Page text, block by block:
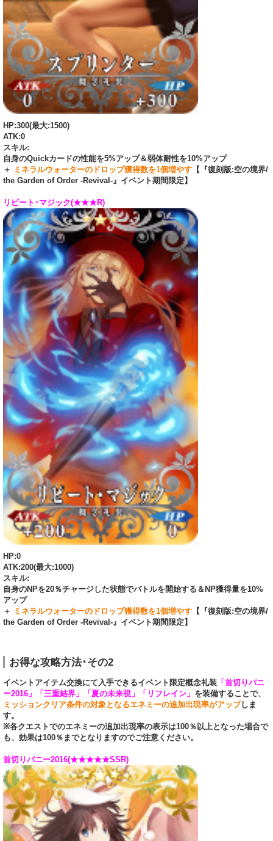
HP:300(最大:1500)
ATK:0
スキル:
自身のQuickカードの性能を5%アップ＆弱体耐性を10%アップ
＋ ミネラルウォーターのドロップ獲得数を1個増やす 【『復刻版:空の境界/
the Garden of Order -Revival-』イベント期間限定】
リピート･マジック(★★★R)
HP:0
ATK:200(最大:1000)
スキル:
自身のNPを20％チャージした状態でバトルを開始する＆NP獲得量を10%
アップ
＋ ミネラルウォーターのドロップ獲得数を1個増やす 【『復刻版:空の境界/
the Garden of Order -Revival-』イベント期間限定】
お得な攻略方法･その2
イベントアイテム交換にて入手できるイベント限定概念礼装 「首切りバニ
ー2016」「三重結界」「夏の未来視」「リフレイン」 を装備することで、
ミッションクリア条件の対象となるエネミーの追加出現率がアップしま
す。
※各クエストでのエネミーの追加出現率の表示は100％以上となった場合で
も、効果は100％までとなりますのでご注意ください。
首切りバニー2016(★★★★★SSR)